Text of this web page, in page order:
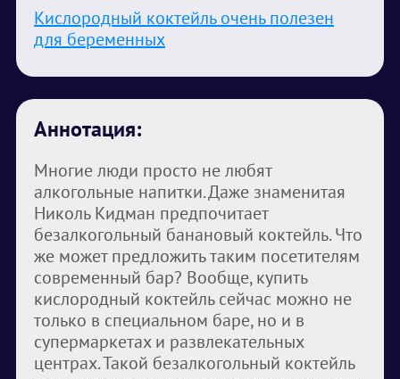
Кислородный коктейль очень полезен
для беременных
Аннотация:
Многие люди просто не любят
алкогольные напитки. Даже знаменитая
Николь Кидман предпочитает
безалкогольный банановый коктейль. Что
же может предложить таким посетителям
современный бар? Вообще, купить
кислородный коктейль сейчас можно не
только в специальном баре, но и в
супермаркетах и развлекательных
центрах. Такой безалкогольный коктейль